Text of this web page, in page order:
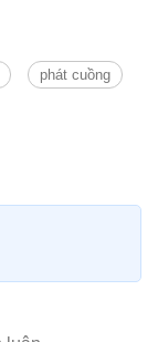
phát cuồng